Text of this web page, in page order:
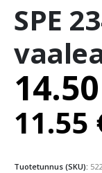
SPE
14.50
11.55
Tuotetunnus (SKU):